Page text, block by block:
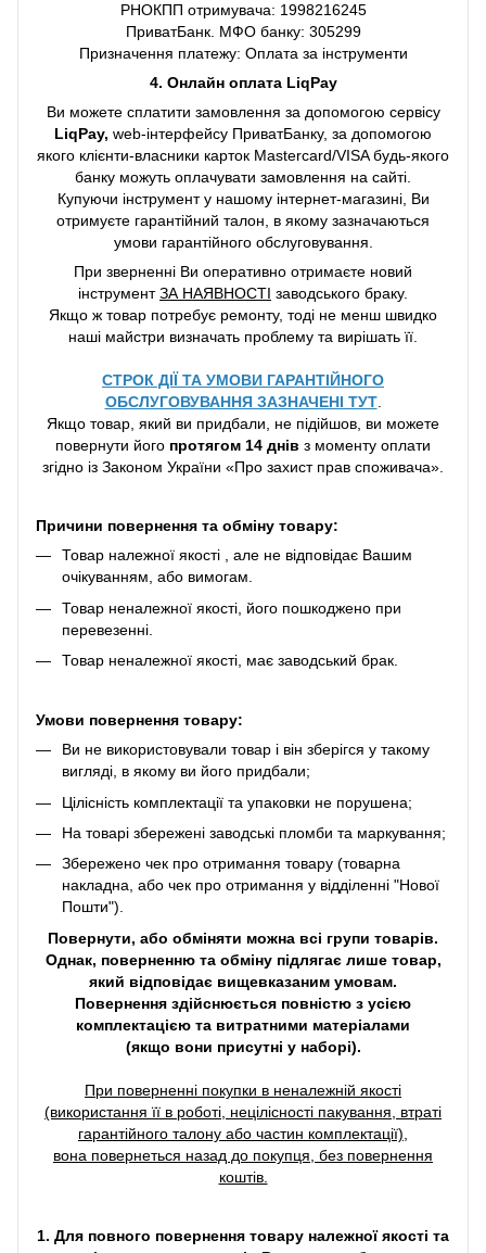
РНОКПП отримувача: 1998216245
ПриватБанк. МФО банку: 305299
Призначення платежу: Оплата за інструменти
4. Онлайн оплата LiqPay
Ви можете сплатити замовлення за допомогою сервісу
LiqPay, web-інтерфейсу ПриватБанку, за допомогою
якого клієнти-власники карток Mastercard/VISA будь-якого
банку можуть оплачувати замовлення на сайті.
Купуючи інструмент у нашому інтернет-магазині, Ви
отримуєте гарантійний талон, в якому зазначаються
умови гарантійного обслуговування.
При зверненні Ви оперативно отримаєте новий
інструментЗА НАЯВНОСТІ заводського браку.
Якщо ж товар потребує ремонту, тоді не менш швидко
наші майстри визначать проблему та вирішать її.
СТРОК ДІЇ ТА УМОВИ ГАРАНТІЙНОГО
ОБСЛУГОВУВАННЯ ЗАЗНАЧЕНІ ТУТ.
Якщо товар, який ви придбали, не підійшов, ви можете
повернути його протягом 14 днів з моменту оплати
згідно із Законом України «Про захист прав споживача».
Причини повернення та обміну товару:
Товар належної якості , але не відповідає Вашим
очікуванням, або вимогам.
Товар неналежної якості, його пошкоджено при
перевезенні.
Товар неналежної якості, має заводський брак.
Умови повернення товару:
Ви не використовували товар і він зберігся у такому
вигляді, в якому ви його придбали;
Цілісність комплектації та упаковки не порушена;
На товарі збережені заводські пломби та маркування;
Збережено чек про отримання товару (товарна
накладна, або чек про отримання у відділенні "Нової
Пошти").
Повернути, або обміняти можна всі групи товарів.
Однак, поверненню та обміну підлягає лише товар,
який відповідає вищевказаним умовам.
Повернення здійснюється повністю з усією
комплектацією та витратними матеріалами
(якщо вони присутні у наборі).
При поверненні покупки в неналежній якості
(використання її в роботі, нецілісності пакування, втраті
гарантійного талону або частин комплектації),
вона повернеться назад до покупця, без повернення
коштів.
1. Для повного повернення товару належної якості та